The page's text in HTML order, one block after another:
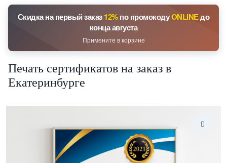
Скидка на первый заказ12%по промокодуONLINEдо
конца августа
Примените в корзине
Печать сертификатов на заказ в
Екатеринбурге